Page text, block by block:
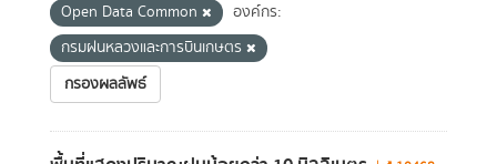
Open Data Common
องค์กร:
กรมฝนหลวงและการบินเกษตร
กรองผลลัพธ์